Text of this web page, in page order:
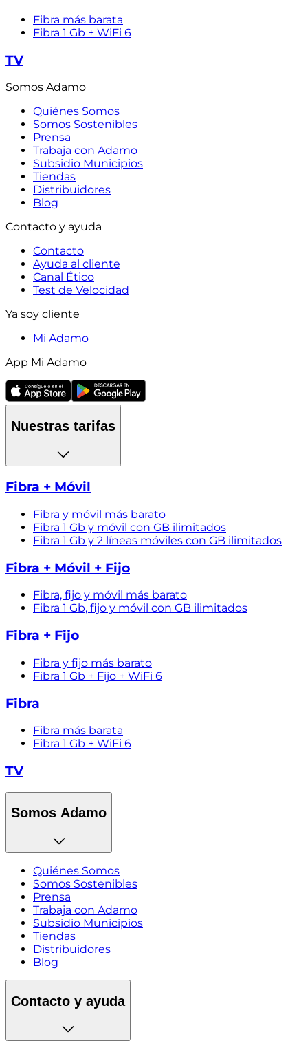
Fibra más barata
Fibra 1 Gb + WiFi 6
TV
Somos Adamo
Quiénes Somos
Somos Sostenibles
Prensa
Trabaja con Adamo
Subsidio Municipios
Tiendas
Distribuidores
Blog
Contacto y ayuda
Contacto
Ayuda al cliente
Canal Ético
Test de Velocidad
Ya soy cliente
Mi Adamo
App Mi Adamo
Nuestras tarifas
Fibra + Móvil
Fibra y móvil más barato
Fibra 1 Gb y móvil con GB ilimitados
Fibra 1 Gb y 2 líneas móviles con GB ilimitados
Fibra + Móvil + Fijo
Fibra, fijo y móvil más barato
Fibra 1 Gb, fijo y móvil con GB ilimitados
Fibra + Fijo
Fibra y fijo más barato
Fibra 1 Gb + Fijo + WiFi 6
Fibra
Fibra más barata
Fibra 1 Gb + WiFi 6
TV
Somos Adamo
Quiénes Somos
Somos Sostenibles
Prensa
Trabaja con Adamo
Subsidio Municipios
Tiendas
Distribuidores
Blog
Contacto y ayuda